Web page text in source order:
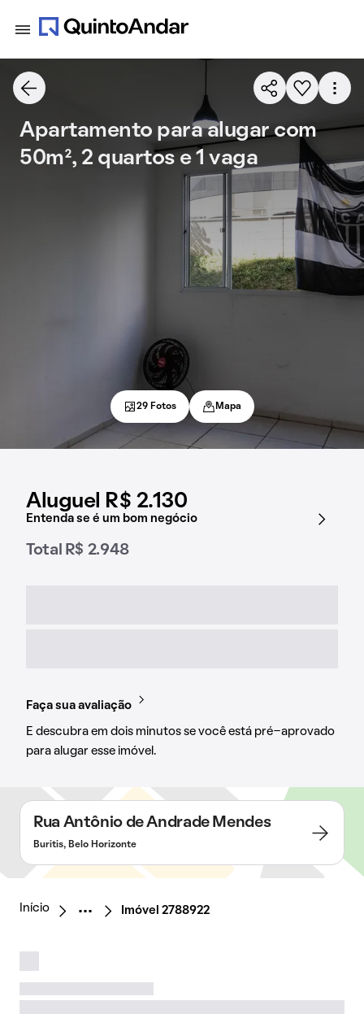
Aluguel R$ 2.130
Entenda se é um bom negócio
Total R$ 2.948
Faça sua avaliação
E descubra em dois minutos se você está pré-aprovado
para alugar esse imóvel.
Apartamento para alugar com
50m², 2 quartos e 1 vaga
29 Fotos Mapa
Rua Antônio de Andrade Mendes
Buritis, Belo Horizonte
Início Imóvel 2788922